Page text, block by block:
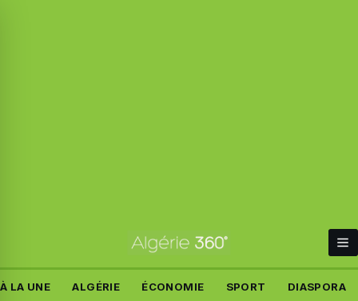
À LA UNE ALGÉRIE ÉCONOMIE SPORT DIASPORA